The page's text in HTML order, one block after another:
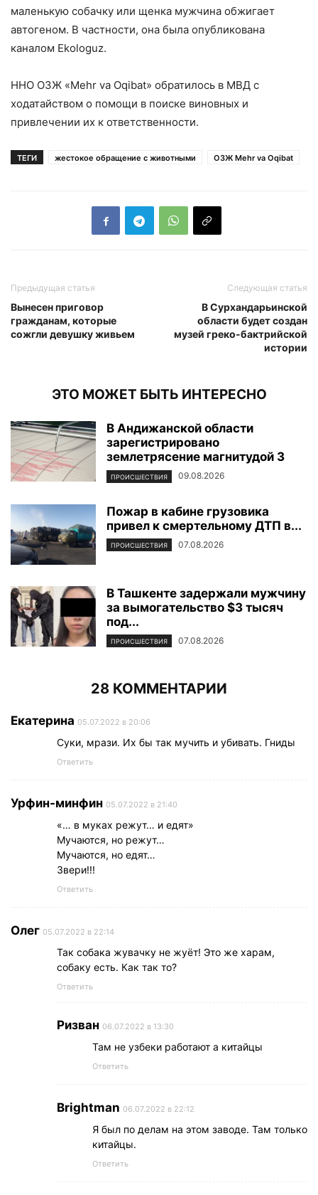
маленькую собачку или щенка мужчина обжигает
автогеном. В частности, она была опубликована
каналом Ekologuz.
ННО ОЗЖ «Mehr va Oqibat» обратилось в МВД с
ходатайством о помощи в поиске виновных и
привлечении их к ответственности.
ТЕГИ жестокое обращение с животными ОЗЖ Mehr va Oqibat
Предыдущая статья
Вынесен приговор
гражданам, которые
сожгли девушку живьем
Следующая статья
В Сурхандарьинской
области будет создан
музей греко-бактрийской
истории
ЭТО МОЖЕТ БЫТЬ ИНТЕРЕСНО
В Андижанской области
зарегистрировано
землетрясение магнитудой 3
ПРОИСШЕСТВИЯ 09.08.2026
Пожар в кабине грузовика
привел к смертельному ДТП в...
ПРОИСШЕСТВИЯ 07.08.2026
В Ташкенте задержали мужчину
за вымогательство $3 тысяч
под...
ПРОИСШЕСТВИЯ 07.08.2026
28 КОММЕНТАРИИ
Екатерина 05.07.2022 в 20:06
Суки, мрази. Их бы так мучить и убивать. Гниды
Ответить
Урфин-минфин 05.07.2022 в 21:40
«… в муках режут… и едят»
Мучаются, но режут…
Мучаются, но едят…
Звери!!!
Ответить
Олег 05.07.2022 в 22:14
Так собака жувачку не жуёт! Это же харам,
собаку есть. Как так то?
Ответить
Ризван 06.07.2022 в 13:30
Там не узбеки работают а китайцы
Ответить
Brightman 06.07.2022 в 22:12
Я был по делам на этом заводе. Там только
китайцы.
Ответить